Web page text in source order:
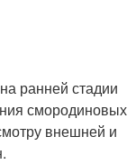
ранней стадии
смородиновых
внешней и